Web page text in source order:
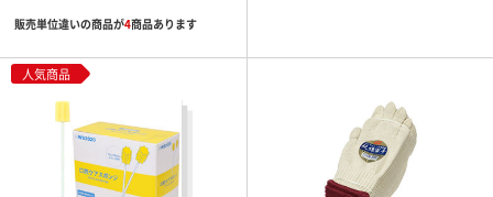
販売単位違いの商品が4商品あります
人気商品